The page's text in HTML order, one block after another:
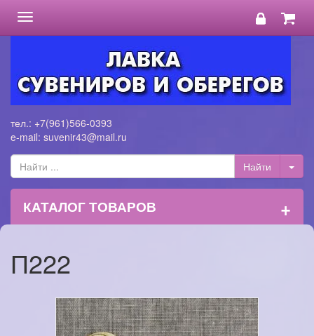
Toggle
navigation
тел.: +7(961)566-0393
e-mail: suvenir43@mail.ru
КАТАЛОГ ТОВАРОВ +
П222